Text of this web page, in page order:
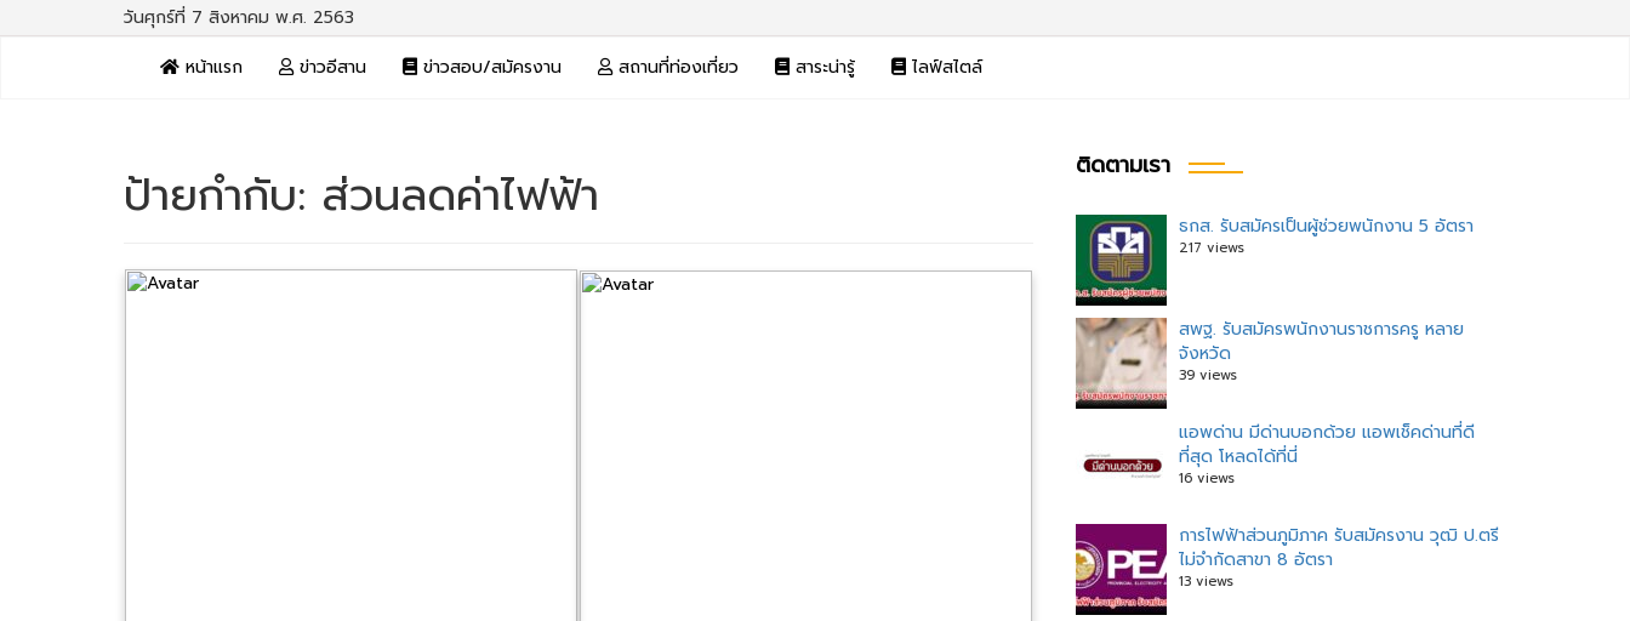
วันศุกร์ที่ 7 สิงหาคม พ.ศ. 2563
หน้าแรก
ข่าวอีสาน ข่าวสอบ/สมัครงาน สถานที่ท่องเที่ยว สาระน่ารู้ ไลฟ์สไตล์
ป้ายกำกับ: ส่วนลดค่าไฟฟ้า ติดตามเรา
ธกส. รับสมัครเป็นผู้ช่วยพนักงาน 5 อัตรา
217 views
สพฐ. รับสมัครพนักงานราชการครู หลาย
จังหวัด
39 views
แอพด่าน มีด่านบอกด้วย แอพเช็คด่านที่ดี
ที่สุด โหลดได้ที่นี่
16 views
การไฟฟ้าส่วนภูมิภาค รับสมัครงาน วุฒิ ป.ตรี
ไม่จำกัดสาขา 8 อัตรา
13 views